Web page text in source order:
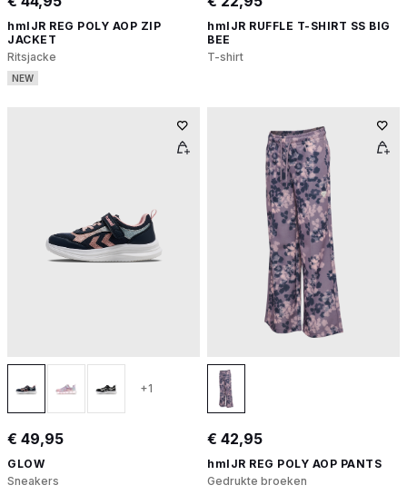
hmlJR REG POLY AOP ZIP
JACKET
Ritsjacke
NEW
hmlJR RUFFLE T-SHIRT SS BIG
BEE
T-shirt
+1
€ 49,95
GLOW
Sneakers
€ 42,95
hmlJR REG POLY AOP PANTS
Gedrukte broeken